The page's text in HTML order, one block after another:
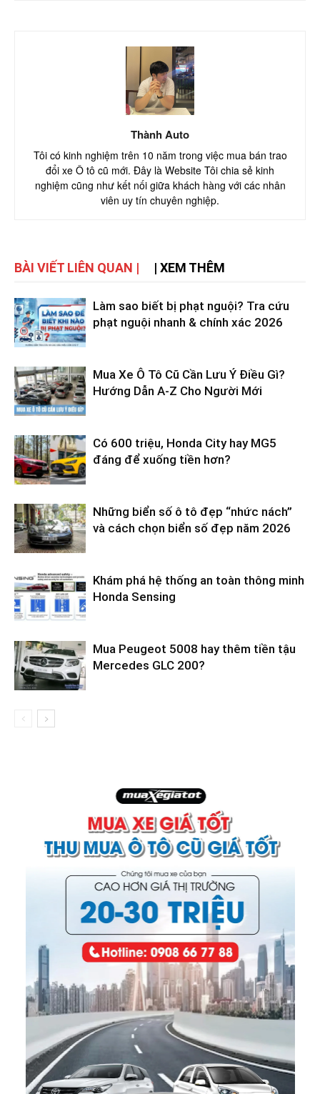
Thành Auto
Tôi có kinh nghiệm trên 10 năm trong việc mua bán trao
đổi xe Ô tô cũ mới. Đây là Website Tôi chia sẻ kinh
nghiệm cũng như kết nối giữa khách hàng với các nhân
viên uy tín chuyên nghiệp.
BÀI VIẾT LIÊN QUAN | | XEM THÊM
Làm sao biết bị phạt nguội? Tra cứu
phạt nguội nhanh & chính xác 2026
Mua Xe Ô Tô Cũ Cần Lưu Ý Điều Gì?
Hướng Dẫn A-Z Cho Người Mới
Có 600 triệu, Honda City hay MG5
đáng để xuống tiền hơn?
Những biển số ô tô đẹp “nhức nách”
và cách chọn biển số đẹp năm 2026
Khám phá hệ thống an toàn thông minh
Honda Sensing
Mua Peugeot 5008 hay thêm tiền tậu
Mercedes GLC 200?